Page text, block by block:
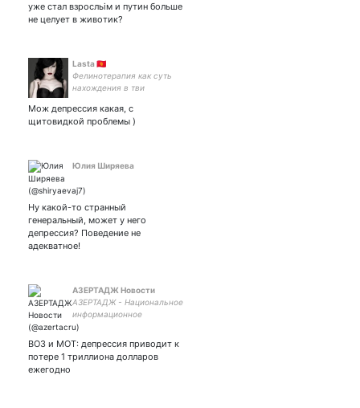
уже стал взросльім и путин больше
не целует в животик?
Lastа 🇰🇬
Фелинотерапия как суть
нахождения в тви
Мож депрессия какая, с
щитовидкой проблемы )
Юлия Ширяева
Ну какой-то странный
генеральный, может у него
депрессия? Поведение не
адекватное!
АЗЕРТАДЖ Новости
АЗЕРТАДЖ - Национальное
информационное
агентство Азербайджана
ВОЗ и МОТ: депрессия приводит к
потере 1 триллиона долларов
ежегодно